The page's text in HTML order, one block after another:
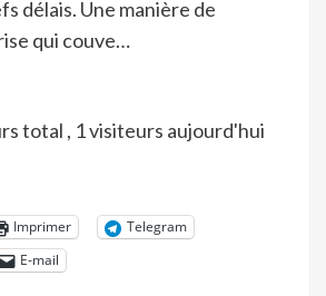
délais. Une manière de
qui couve…
total , 1 visiteurs aujourd'hui
Imprimer
Telegram
E-mail